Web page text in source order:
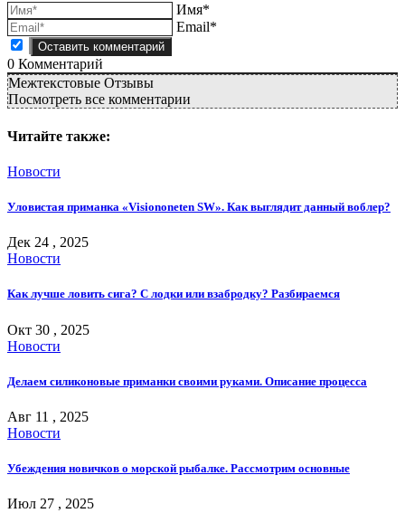
Имя*
Email*
0 Комментарий
Межтекстовые Отзывы
Посмотреть все комментарии
Читайте также:
Новости
Уловистая приманка «Visiononeten SW». Как выглядит данный воблер?
Дек 24 , 2025
Новости
Как лучше ловить сига? С лодки или взабродку? Разбираемся
Окт 30 , 2025
Новости
Делаем силиконовые приманки своими руками. Описание процесса
Авг 11 , 2025
Новости
Убеждения новичков о морской рыбалке. Рассмотрим основные
Июл 27 , 2025